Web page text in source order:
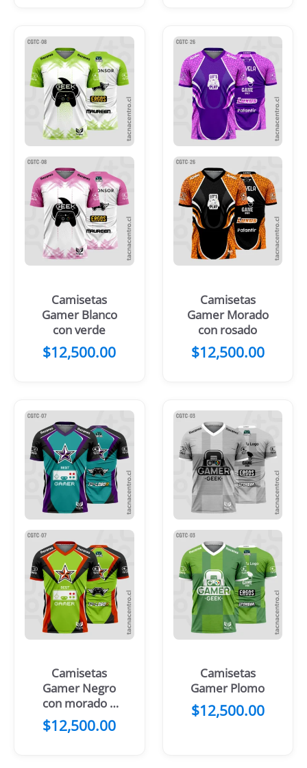
Camisetas
Gamer Blanco
con verde
$12,500.00
Camisetas
Gamer Morado
con rosado
$12,500.00
Camisetas
Gamer Negro
con morado y
turquesa
$12,500.00
Camisetas
Gamer Plomo
$12,500.00